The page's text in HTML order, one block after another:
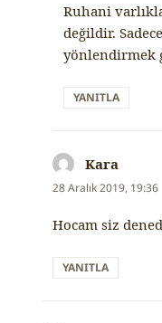
Ruhani
değildir.
yönlendirmek
YANITLA
Kara
ki:
28 Aralık 2019, 19:36
Hocam siz
YANITLA